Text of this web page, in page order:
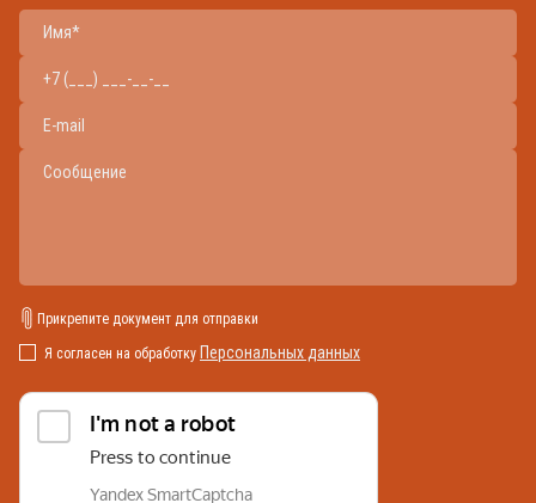
Прикрепите документ для отправки
Я согласен на обработку Персональных данных